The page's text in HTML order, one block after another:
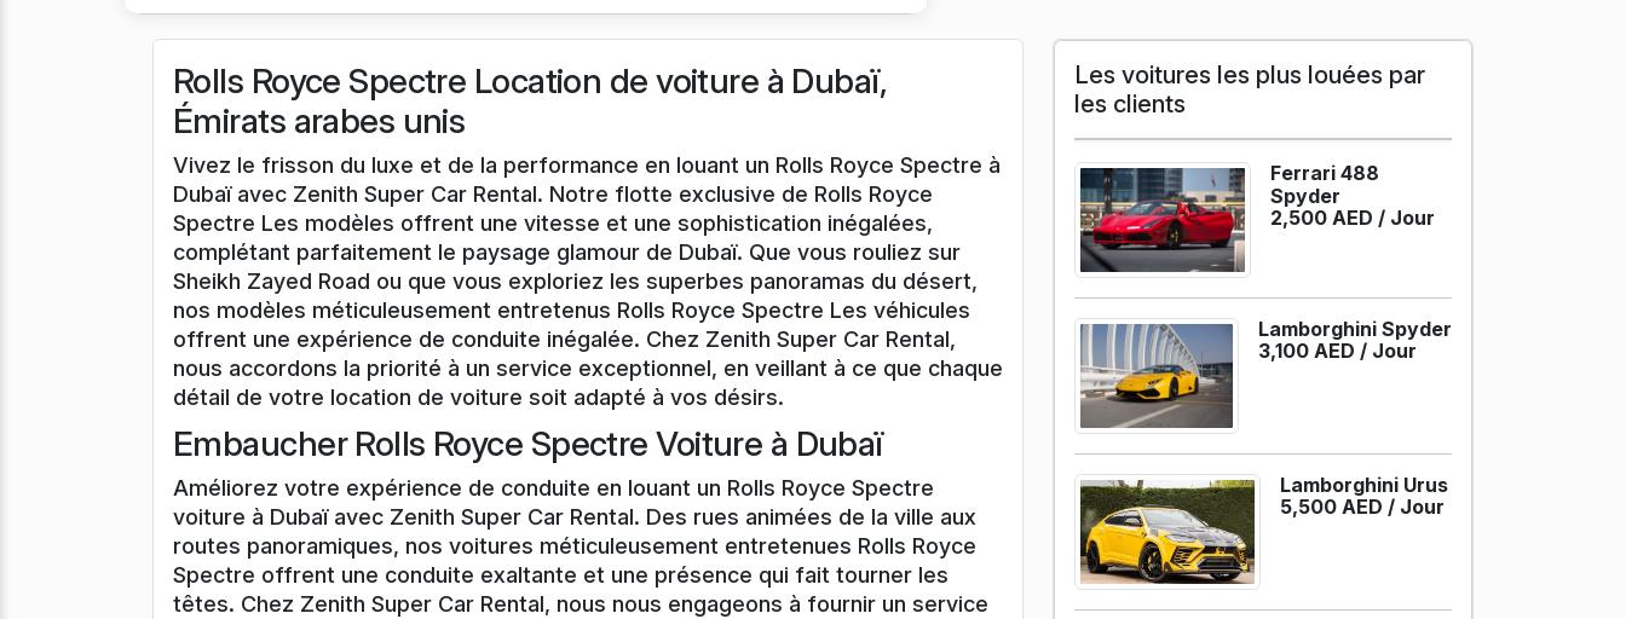
Rolls Royce Spectre Location de voiture à Dubaï,
Émirats arabes unis
Vivez le frisson du luxe et de la performance en louant un Rolls Royce Spectre à
Dubaï avec Zenith Super Car Rental. Notre flotte exclusive de Rolls Royce
Spectre Les modèles offrent une vitesse et une sophistication inégalées,
complétant parfaitement le paysage glamour de Dubaï. Que vous rouliez sur
Sheikh Zayed Road ou que vous exploriez les superbes panoramas du désert,
nos modèles méticuleusement entretenus Rolls Royce Spectre Les véhicules
offrent une expérience de conduite inégalée. Chez Zenith Super Car Rental,
nous accordons la priorité à un service exceptionnel, en veillant à ce que chaque
détail de votre location de voiture soit adapté à vos désirs.
Embaucher Rolls Royce Spectre Voiture à Dubaï
Améliorez votre expérience de conduite en louant un Rolls Royce Spectre
voiture à Dubaï avec Zenith Super Car Rental. Des rues animées de la ville aux
routes panoramiques, nos voitures méticuleusement entretenues Rolls Royce
Spectre offrent une conduite exaltante et une présence qui fait tourner les
têtes. Chez Zenith Super Car Rental, nous nous engageons à fournir un service
Les voitures les plus louées par
les clients
Ferrari 488
Spyder
2,500 AED / Jour
Lamborghini Spyder
3,100 AED / Jour
Lamborghini Urus
5,500 AED / Jour